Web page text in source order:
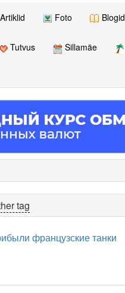
Artiklid Foto Blogid
Tutvus Sillamäe
tag
французские танки